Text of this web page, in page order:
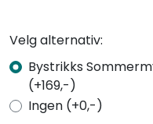
Velg alternativ:
Bystrikks
(+169,-)
Ingen (+0,-)